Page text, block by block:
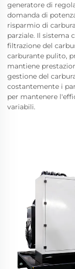
generatore di
domanda di
risparmio di
parziale. Il sistema
filtrazione del
carburante pulito,
mantiene
gestione del
costantemente i
per mantenere
variabili.